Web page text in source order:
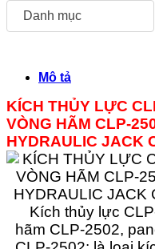
Danh mục
Mô tả
KÍCH THỦY LỰC
VÒNG HÃM CLP-
HYDRAULIC JACK